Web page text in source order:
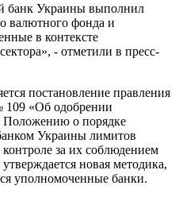
банк Украины выполнил
валютного фонда и
в контексте
- отметили в пресс-
постановление правления
109 «Об одобрении
Положению о порядке
Украины лимитов
за их соблюдением
новая методика,
уполномоченные банки.